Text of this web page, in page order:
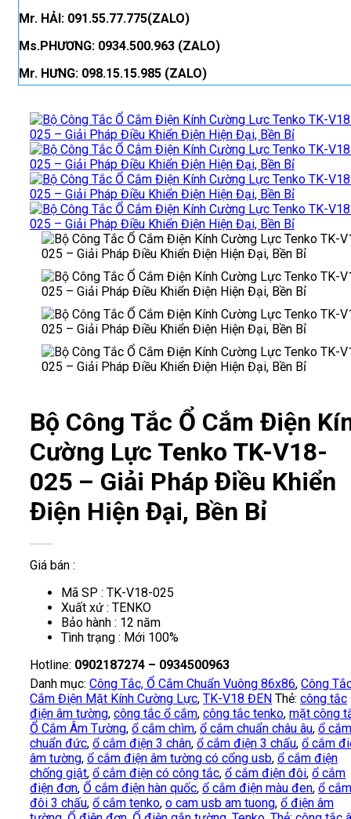
Mr. HẢI: 091.55.77.775(ZALO)
Ms.PHƯƠNG: 0934.500.963 (ZALO)
Mr. HƯNG: 098.15.15.985 (ZALO)
Bộ Công Tắc Ổ Cắm Điện
Cường Lực Tenko TK-V18-
025 – Giải Pháp Điều Khiển
Điện Hiện Đại, Bền Bỉ
Giá bán :
Mã SP : TK-V18-025
Xuất xứ : TENKO
Bảo hành : 12 năm
Tình trạng : Mới 100%
Hotline: 0902187274 – 0934500963
Danh mục: Công Tắc, Ổ Cắm Chuẩn Vuông 86x86, Công
Cắm Điện Mặt Kính Cường Lực, TK-V18 ĐEN Thẻ: công tắc
điện âm tường, công tắc ổ cắm, công tắc tenko, mặt công
Ổ Cắm Âm Tường, ổ cắm chìm, ổ cắm chuẩn châu âu, ổ cắm
chuẩn đức, ổ cắm điện 3 chân, ổ cắm điện 3 chấu, ổ cắm
âm tường, ổ cắm điện âm tường có cổng usb, ổ cắm điện
chống giật, ổ cắm điện có công tắc, ổ cắm điện đôi, ổ cắm
điện đơn, Ổ cắm điện hàn quốc, ổ cắm điện màu đen, ổ cắm
đôi 3 chấu, ổ cắm tenko, o cam usb am tuong, ổ điện âm